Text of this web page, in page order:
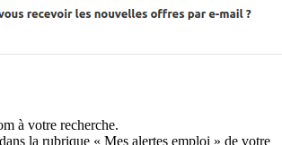
à votre recherche.
la rubrique « Mes alertes emploi » de votre